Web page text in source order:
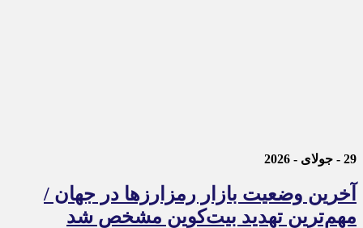
29 - جولای - 2026
آخرین وضعیت بازار رمزارزها در جهان /
مهم‌ترین تهدید بیت‌کوین مشخص شد